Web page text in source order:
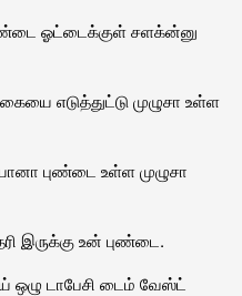
ஓட்டைக்குள் சளக்ன்னு
எடுத்துட்டு முழுசா உள்ள
புண்டை உள்ள முழுசா
இருக்கு உன் புண்டை.
டாபேசி டைம் வேஸ்ட்